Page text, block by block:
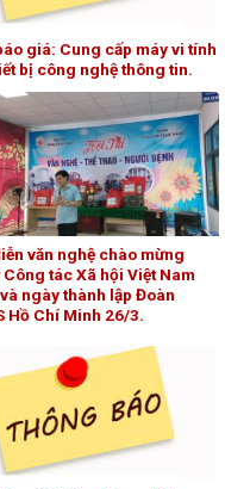
giá: Cung cấp máy vi tính
bị công nghệ thông tin.
văn nghệ chào mừng
Công tác Xã hội Việt Nam
ngày thành lập Đoàn
Hồ Chí Minh 26/3.